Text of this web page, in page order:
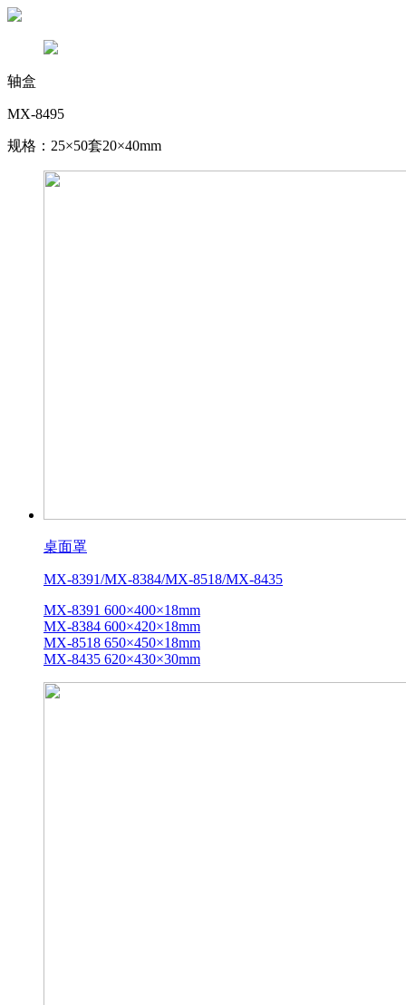
轴盒
MX-8495
规格：25×50套20×40mm
桌面罩
MX-8391/MX-8384/MX-8518/MX-8435
MX-8391 600×400×18mm
MX-8384 600×420×18mm
MX-8518 650×450×18mm
MX-8435 620×430×30mm